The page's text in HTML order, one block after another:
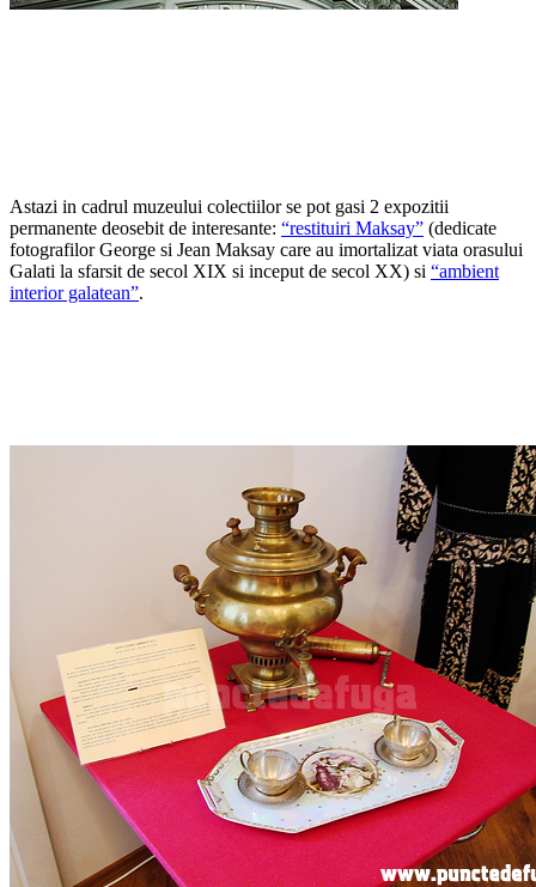
Astazi in cadrul muzeului colectiilor se pot gasi 2 expozitii
permanente deosebit de interesante: “restituiri Maksay” (dedicate
fotografilor George si Jean Maksay care au imortalizat viata orasului
Galati la sfarsit de secol XIX si inceput de secol XX) si “ambient
interior galatean”.